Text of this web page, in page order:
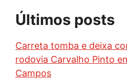
Últimos posts
Carreta tomba e deixa
rodovia Carvalho Pinto
Campos